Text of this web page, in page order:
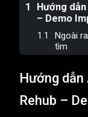
Hướng
– Demo
Ngoài
tìm
Hướng
Rehub –